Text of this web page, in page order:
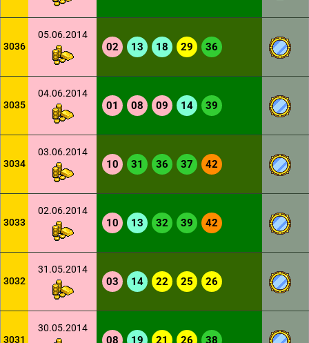
3036
05.06.2014
02 13 18 29 36
3035
04.06.2014
01 08 09 14 39
3034
03.06.2014
10 31 36 37 42
3033
02.06.2014
10 13 32 39 42
3032
31.05.2014
03 14 22 25 26
3031
30.05.2014
08 19 21 26 38